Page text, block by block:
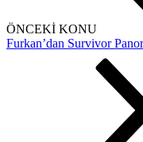
ÖNCEKİ KONU
Furkan’dan Survivor